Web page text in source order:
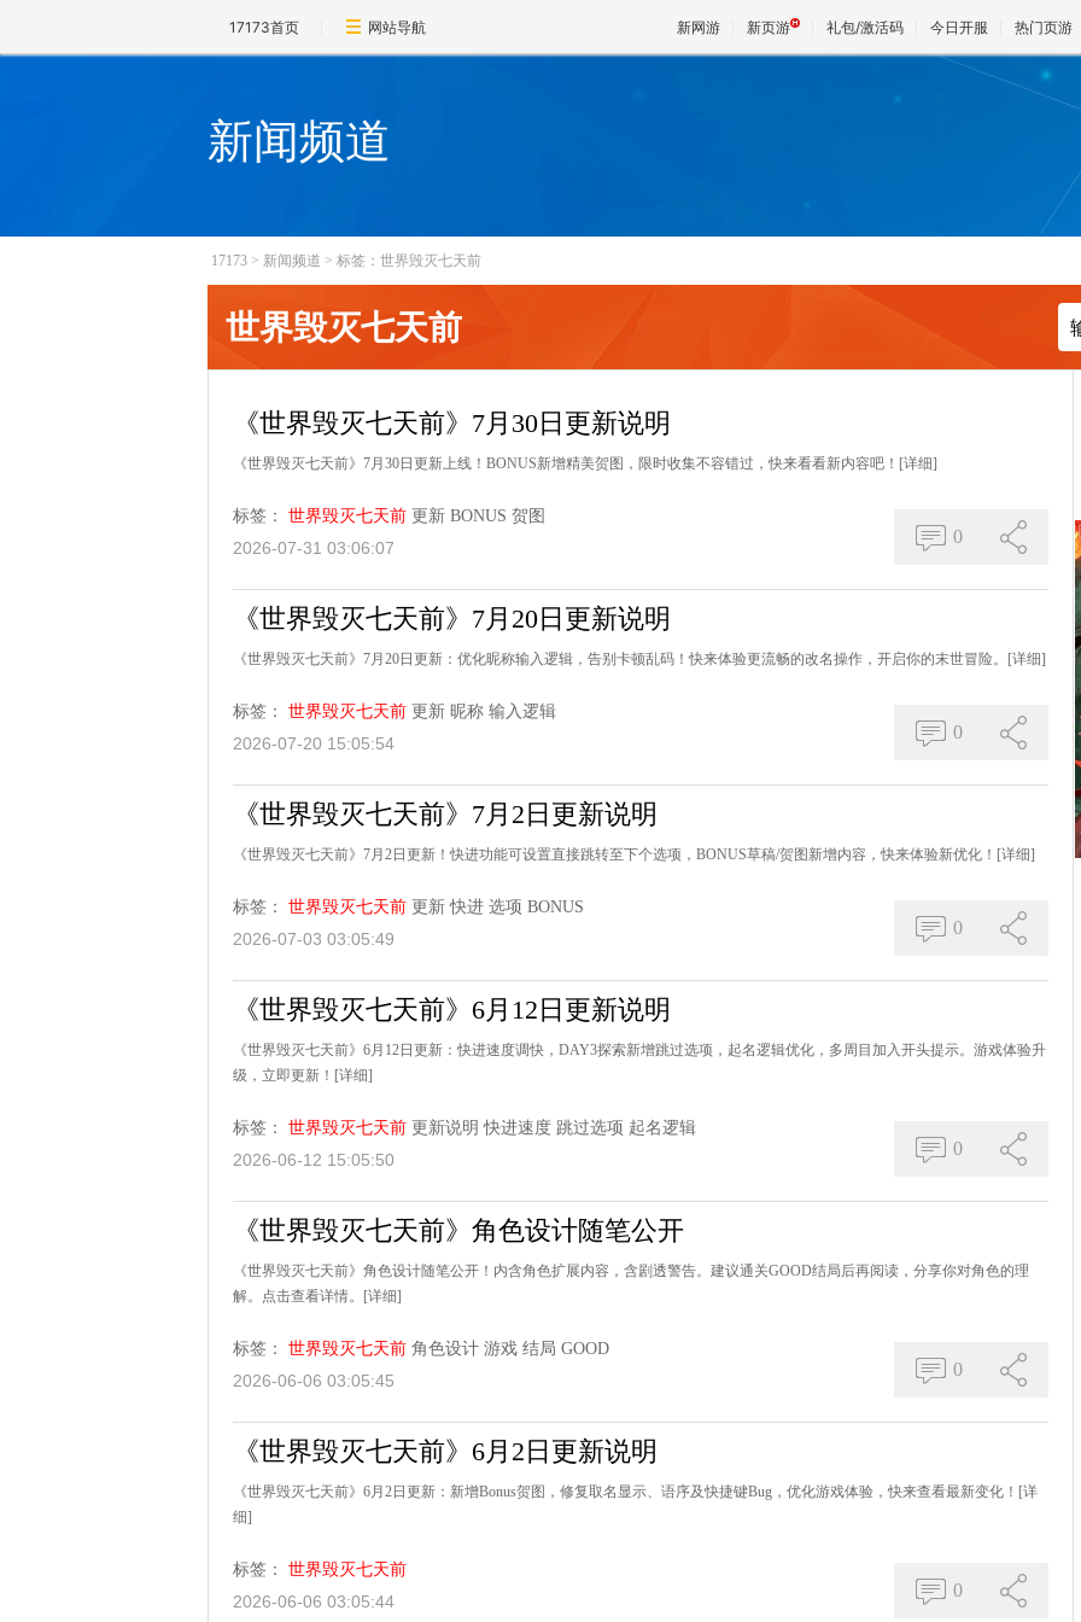
17173首页 网站导航 新网游 新页游 礼包/激活码 今日开服 热门页游
天堂
王权与
新闻频道
17173 > 新闻频道 > 标签：世界毁灭七天前
世界毁灭七天前
《世界毁灭七天前》7月30日更新说明
《世界毁灭七天前》7月30日更新上线！BONUS新增精美贺图，限时收集不容错过，快来看看新内容吧！ [详细]
标签： 世界毁灭七天前 更新 BONUS 贺图
2026-07-31 03:06:07
0
《世界毁灭七天前》7月20日更新说明
《世界毁灭七天前》7月20日更新：优化昵称输入逻辑，告别卡顿乱码！快来体验更流畅的改名操作，开启你的末世冒险。 [详细]
标签： 世界毁灭七天前 更新 昵称 输入逻辑
2026-07-20 15:05:54
0
《世界毁灭七天前》7月2日更新说明
《世界毁灭七天前》7月2日更新！快进功能可设置直接跳转至下个选项，BONUS草稿/贺图新增内容，快来体验新优化！ [详细]
标签： 世界毁灭七天前 更新 快进 选项 BONUS
2026-07-03 03:05:49
0
《世界毁灭七天前》6月12日更新说明
《世界毁灭七天前》6月12日更新：快进速度调快，DAY3探索新增跳过选项，起名逻辑优化，多周目加入开头提示。游戏体验升
级，立即更新！ [详细]
标签： 世界毁灭七天前 更新说明 快进速度 跳过选项 起名逻辑
2026-06-12 15:05:50
0
《世界毁灭七天前》角色设计随笔公开
《世界毁灭七天前》角色设计随笔公开！内含角色扩展内容，含剧透警告。建议通关GOOD结局后再阅读，分享你对角色的理
解。点击查看详情。
[详细]
标签： 世界毁灭七天前 角色设计 游戏 结局 GOOD
2026-06-06 03:05:45
0
《世界毁灭七天前》6月2日更新说明
《世界毁灭七天前》6月2日更新：新增Bonus贺图，修复取名显示、语序及快捷键Bug，优化游戏体验，快来查看最新变化！ [详
细]
标签： 世界毁灭七天前
2026-06-06 03:05:44
0